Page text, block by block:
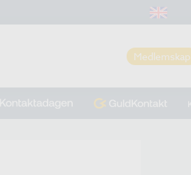
Medlemskap